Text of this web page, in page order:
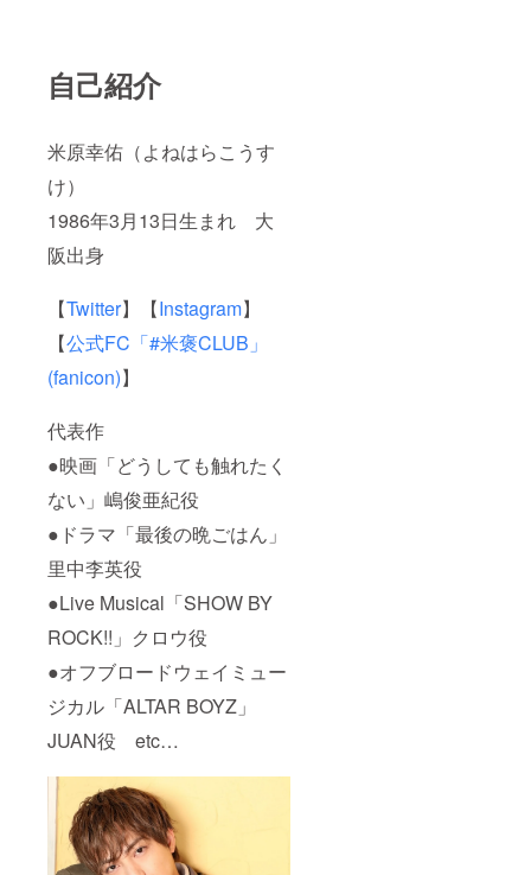
自己紹介
米原幸佑（よねはらこうす
け）
1986年3月13日生まれ 大
阪出身
【Twitter】【Instagram】
【公式FC「#米褒CLUB」
(fanicon)】
代表作
●映画「どうしても触れたく
ない」嶋俊亜紀役
●ドラマ「最後の晩ごはん」
里中李英役
●Live Musical「SHOW BY
ROCK!!」クロウ役
●オフブロードウェイミュー
ジカル「ALTAR BOYZ」
JUAN役 etc…